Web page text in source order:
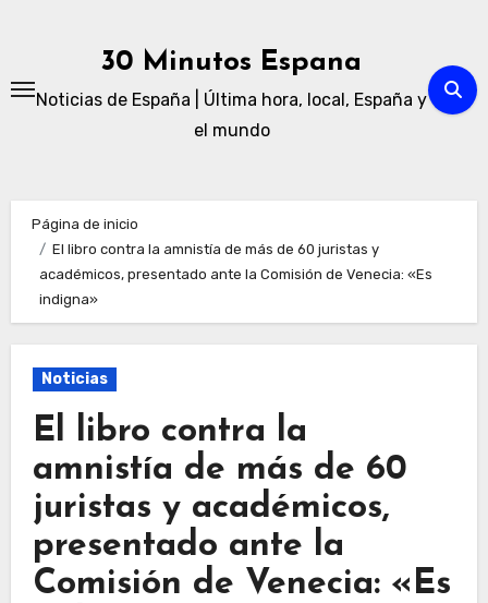
30 Minutos Espana
Noticias de España | Última hora, local, España y
el mundo
Página de inicio
El libro contra la amnistía de más de 60 juristas y
académicos, presentado ante la Comisión de Venecia: «Es
indigna»
Noticias
El libro contra la
amnistía de más de 60
juristas y académicos,
presentado ante la
Comisión de Venecia: «Es